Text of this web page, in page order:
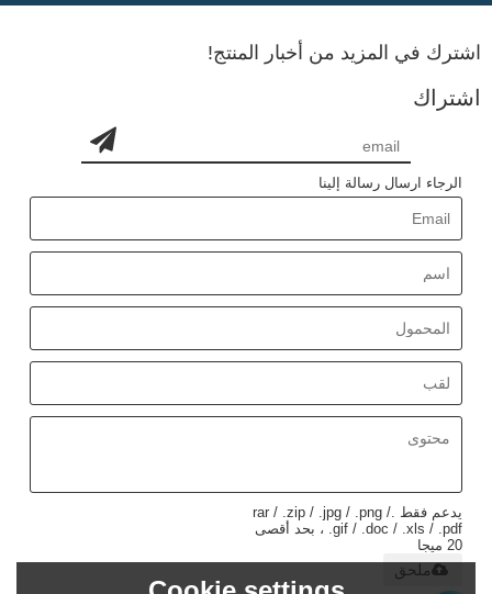
اشترك في المزيد من أخبار المنتج!
اشتراك
الرجاء ارسال رسالة إلينا
يدعم فقط .rar / .zip / .jpg / .png /
.gif / .doc / .xls / .pdf ، بحد أقصى
20 ميجا
ملحق